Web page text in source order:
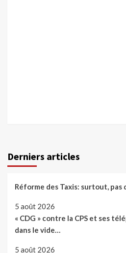
Derniers articles
Réforme des Taxis: surtout, pas
5 août 2026
« CDG » contre la CPS et ses
dans le vide…
5 août 2026